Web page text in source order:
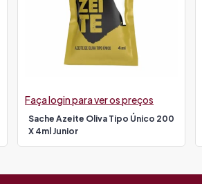
Sache Azeite Oliva Tipo Único 200
X 4ml Junior
Faça login para ver os preços